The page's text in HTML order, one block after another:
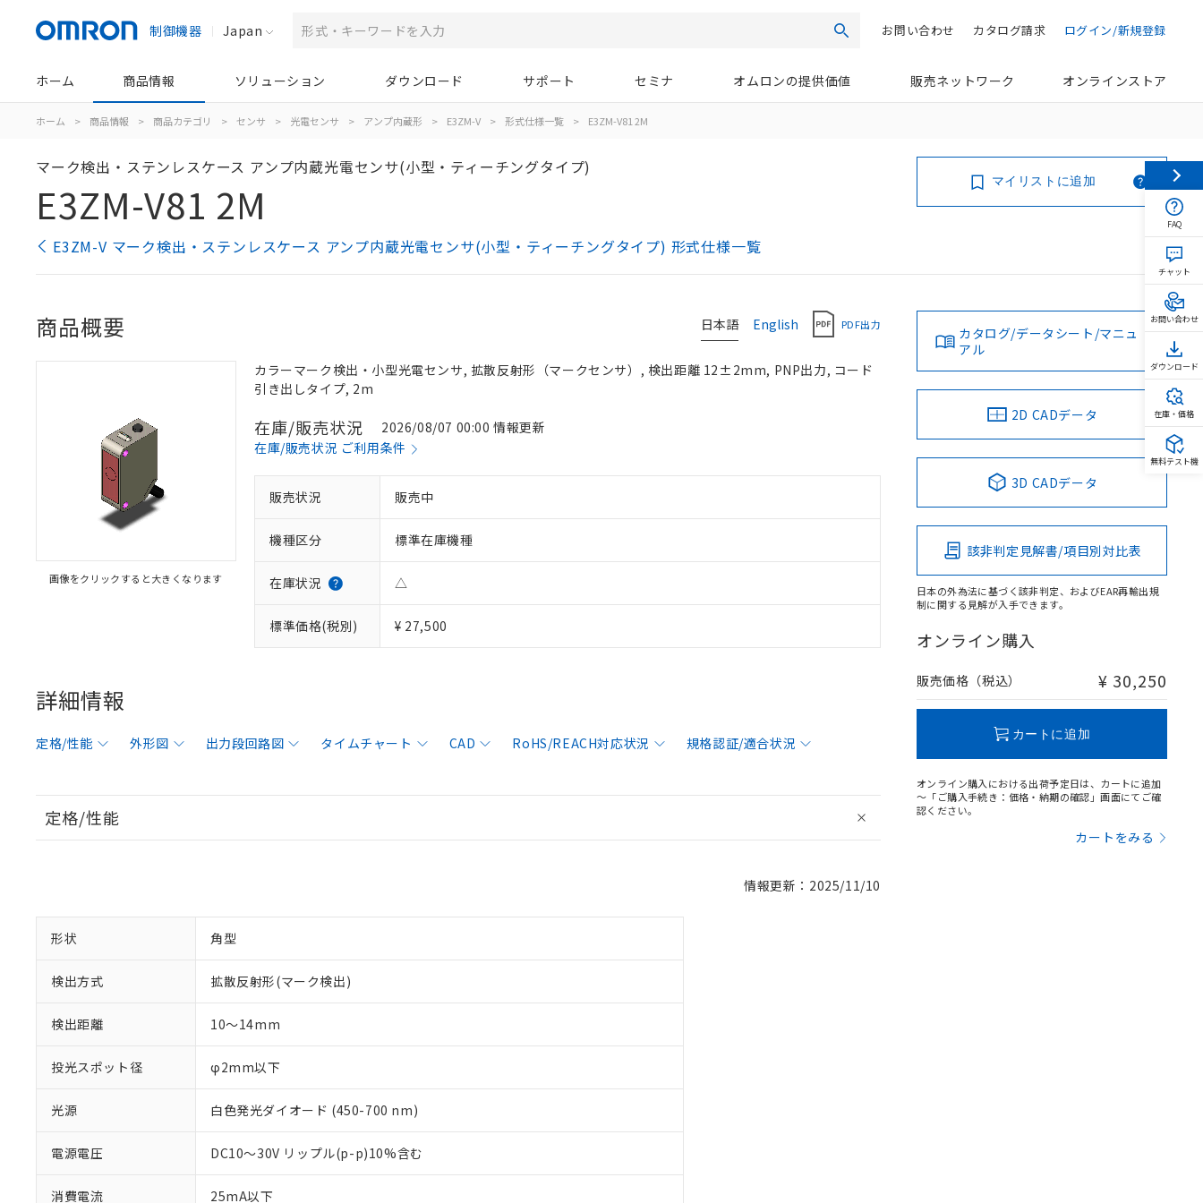
制御機器 Japan 検索 ログイン/新規登録
カタログ請求
お問い合わせ
ホーム 商品情報 ソリューション ダウンロード サポート セミナ オムロンの提供価値 販売ネットワーク オンラインストア
ホーム > 商品情報 > 商品カテゴリ > センサ > 光電センサ > アンプ内蔵形 > E3ZM-V > 形式仕様一覧 > E3ZM-V81 2M
マーク検出・ステンレスケース アンプ内蔵光電センサ(小型・ティーチングタイプ)
E3ZM-V81 2M
E3ZM-V マーク検出・ステンレスケース アンプ内蔵光電センサ(小型・ティーチングタイプ) 形式仕様一覧
マイリストに追加
日本語 English PDF出力
商品概要
画像をクリックすると大きくなります
カラーマーク検出・小型光電センサ, 拡散反射形（マークセンサ）, 検出距離 12±2mm, PNP出力, コード
引き出しタイプ, 2m
在庫/販売状況
2026/08/07 00:00 情報更新
在庫/販売状況 ご利用条件
販売状況 販売中
機種区分 標準在庫機種
在庫状況 △
標準価格(税別) ¥ 27,500
詳細情報
定格/性能 外形図 出力段回路図 タイムチャート CAD RoHS/REACH対応状況 規格認証/適合状況
定格/性能
情報更新：2025/11/10
形状 角型
検出方式 拡散反射形(マーク検出)
検出距離 10～14mm
投光スポット径 φ2mm以下
光源 白色発光ダイオード (450-700 nm)
電源電圧 DC10～30V リップル(p-p)10%含む
消費電流 25mA以下
カタログ/データシート/マニュ
アル
2D CADデータ
3D CADデータ
該非判定見解書/項目別対比表
日本の外為法に基づく該非判定、およびEAR再輸出規
制に関する見解が入手できます。
オンライン購入
販売価格（税込） ¥ 30,250
カートに追加
オンライン購入における出荷予定日は、カートに追加
～「ご購入手続き：価格・納期の確認」画面にてご確
認ください。
カートをみる
FAQ
チャット
お問い合わせ
ダウンロード
在庫・価格
無料テスト機